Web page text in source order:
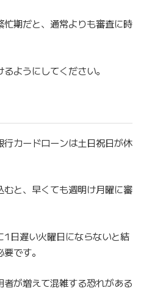
期だと、通常よりも審査に時
ようにしてください。
カードローンは土日祝日が休
と、早くても週明け月曜に審
1日遅い火曜日にならないと結
です。
が増えて混雑する恐れがある